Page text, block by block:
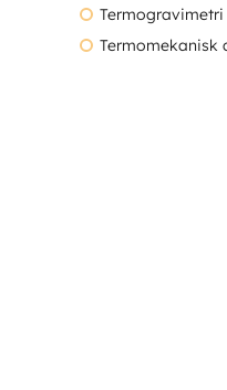
Termogravimetri
Termomekanisk